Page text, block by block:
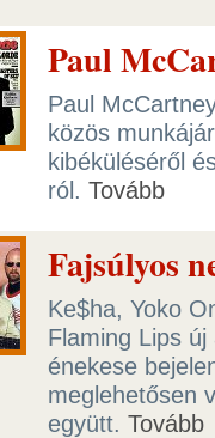
Paul
Paul
közös
kibéküléséről
ról. Tovább
Fajsúlyos
Ke$ha, Yoko
Flaming Lips
énekese
meglehetősen
együtt. Tovább